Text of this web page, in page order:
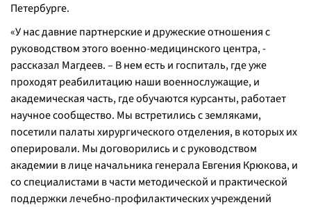
Петербурге.
«У нас давние партнерские и дружеские отношения с
руководством этого военно-медицинского центра, -
рассказал Магдеев. – В нем есть и госпиталь, где уже
проходят реабилитацию наши военнослужащие, и
академическая часть, где обучаются курсанты, работает
научное сообщество. Мы встретились с земляками,
посетили палаты хирургического отделения, в которых их
оперировали. Мы договорились и с руководством
академии в лице начальника генерала Евгения Крюкова, и
со специалистами в части методической и практической
поддержки лечебно-профилактических учреждений